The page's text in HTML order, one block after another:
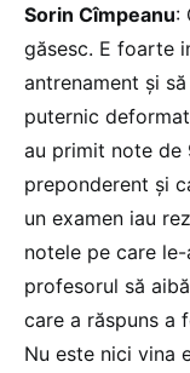
Sorin Cîmpeanu:
găsesc. E foarte
antrenament și
puternic
au primit note de
preponderent și
un examen iau
notele pe care
profesorul să
care a răspuns a
Nu este nici vina